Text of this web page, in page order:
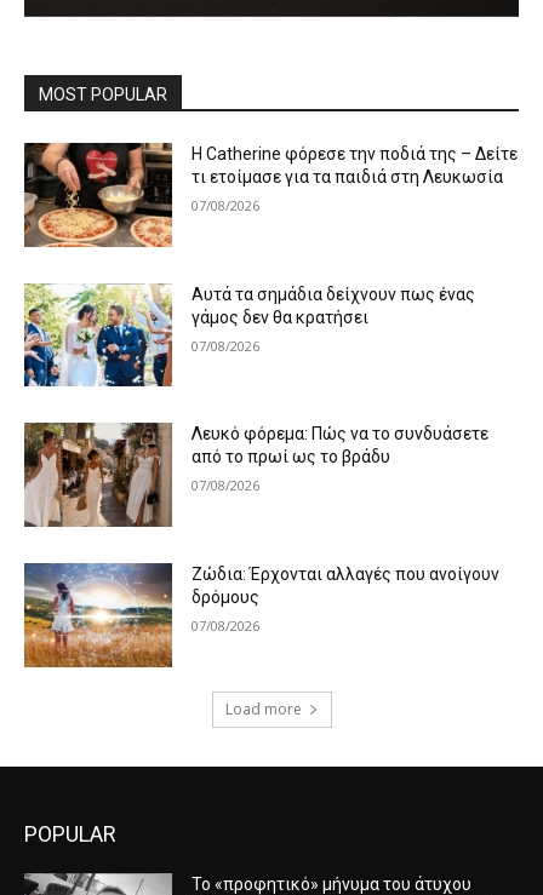
MOST POPULAR
Η Catherine φόρεσε την ποδιά της – Δείτε
τι ετοίμασε για τα παιδιά στη Λευκωσία
07/08/2026
Αυτά τα σημάδια δείχνουν πως ένας
γάμος δεν θα κρατήσει
07/08/2026
Λευκό φόρεμα: Πώς να το συνδυάσετε
από το πρωί ως το βράδυ
07/08/2026
Ζώδια: Έρχονται αλλαγές που ανοίγουν
δρόμους
07/08/2026
Load more
POPULAR
Το «προφητικό» μήνυμα του άτυχου